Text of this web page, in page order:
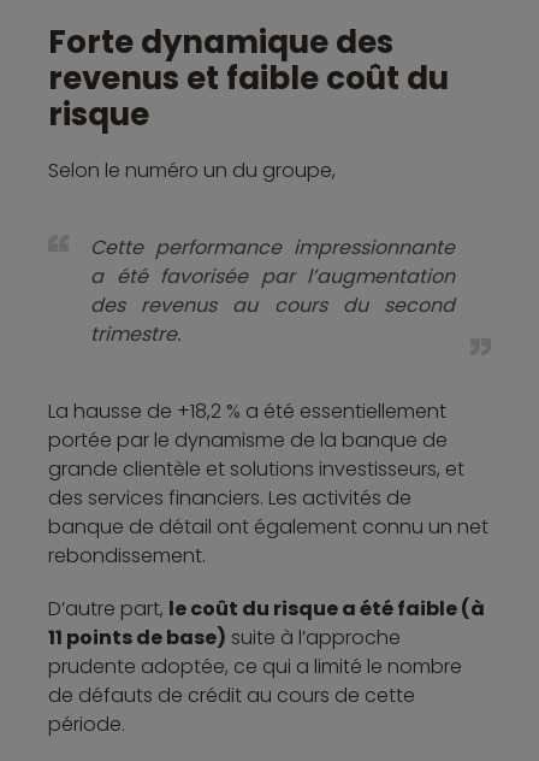
Forte dynamique des
revenus et faible coût du
risque
Selon le numéro un du groupe,
Cette performance impressionnante
a été favorisée par l’augmentation
des revenus au cours du second
trimestre.
La hausse de +18,2 % a été essentiellement
portée par le dynamisme de la banque de
grande clientèle et solutions investisseurs, et
des services financiers. Les activités de
banque de détail ont également connu un net
rebondissement.
D’autre part, le coût du risque a été faible (à
11 points de base) suite à l’approche
prudente adoptée, ce qui a limité le nombre
de défauts de crédit au cours de cette
période.